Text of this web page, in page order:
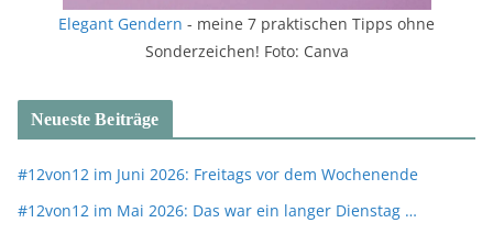
Elegant Gendern - meine 7 praktischen Tipps ohne
Sonderzeichen! Foto: Canva
Neueste Beiträge
#12von12 im Juni 2026: Freitags vor dem Wochenende
#12von12 im Mai 2026: Das war ein langer Dienstag …